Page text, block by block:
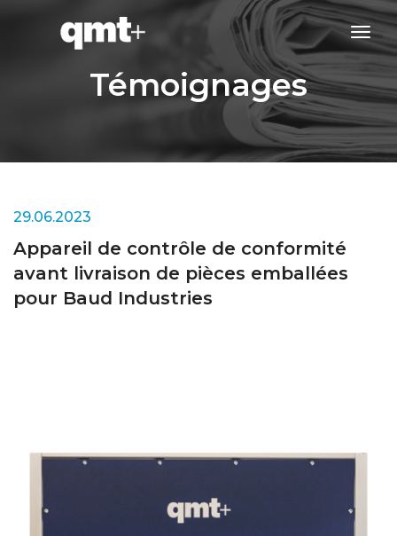
Témoignages
29.06.2023
Appareil de contrôle de conformité
avant livraison de pièces emballées
pour Baud Industries